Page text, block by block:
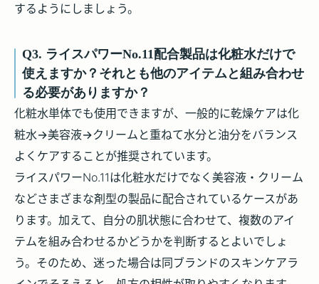
するようにしましょう。
Q3. ライスパワーNo.11配合製品は化粧水だけで
使えますか？それとも他のアイテムと組み合わせ
る必要がありますか？
化粧水単体でも使用できますが、一般的に乾燥ケアは化
粧水→美容液→クリームと重ねて水分と油分をバランス
よくケアする ことが推奨されています。
ライスパワーNo.11は化粧水だけでなく美容液・クリーム
などさまざまな剤型の製品に配合されているケースがあ
ります。加えて、自分の肌状態に合わせて、複数のアイ
テムを組み合わせるかどうかを判断するとよいでしょ
う。そのため、迷った場合は同ブランドのスキンケアラ